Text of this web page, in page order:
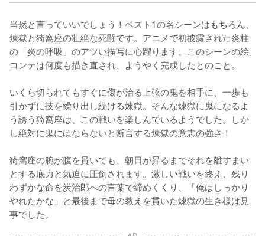
当然と言っていいでしょう！ベスト1の名シーンはもちろん、
煉獄と猗窩座の壮絶な死闘です。アニメで初披露された炎柱
の「炎の呼吸」のアツい描写に心躍ります。このシーンの絵
コンテは何度も描き直され、ようやく完成したとのこと。
いくら切られてもすぐに傷が治る上弦の鬼を相手に、一歩も
引かずに技を繰り出し続ける煉獄。そんな煉獄に鬼になるよ
う誘う猗窩座は、この戦いを楽しんでいるようでした。しか
し絶対に鬼にはならないと断言する煉獄の意志の強さ！
猗窩座の腕が腹を貫いても、朝日が昇るまでそれを離すまい
とする底力と気迫に圧倒されます。激しい戦いを終え、残り
わずかな命を炭治郎への言葉で締めくくり、「俺はしっかり
やれたかな」と最後まで母の教えを貫いた煉獄の生き様は見
事でした。